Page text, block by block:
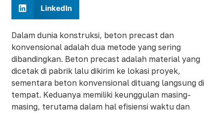
LinkedIn
Dalam dunia konstruksi, beton precast dan
konvensional adalah dua metode yang sering
dibandingkan. Beton precast adalah material yang
dicetak di pabrik lalu dikirim ke lokasi proyek,
sementara beton konvensional dituang langsung di
tempat. Keduanya memiliki keunggulan masing-
masing, terutama dalam hal efisiensi waktu dan